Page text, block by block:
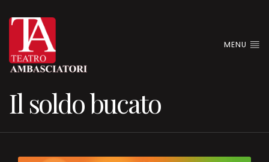
MENU
Il soldo bucato